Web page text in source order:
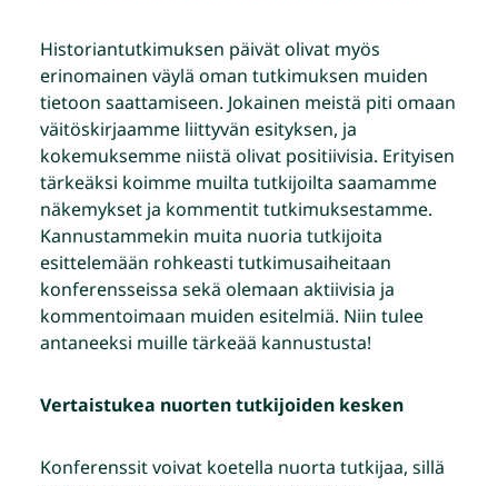
Historiantutkimuksen päivät olivat myös
erinomainen väylä oman tutkimuksen muiden
tietoon saattamiseen. Jokainen meistä piti omaan
väitöskirjaamme liittyvän esityksen, ja
kokemuksemme niistä olivat positiivisia. Erityisen
tärkeäksi koimme muilta tutkijoilta saamamme
näkemykset ja kommentit tutkimuksestamme.
Kannustammekin muita nuoria tutkijoita
esittelemään rohkeasti tutkimusaiheitaan
konferensseissa sekä olemaan aktiivisia ja
kommentoimaan muiden esitelmiä. Niin tulee
antaneeksi muille tärkeää kannustusta!
Vertaistukea nuorten tutkijoiden kesken
Konferenssit voivat koetella nuorta tutkijaa, sillä